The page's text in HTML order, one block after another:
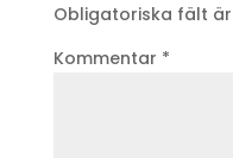
Obligatoriska fält
Kommentar *